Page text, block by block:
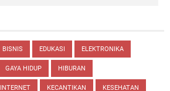
BISNIS EDUKASI ELEKTRONIKA
GAYA HIDUP HIBURAN
INTERNET KECANTIKAN KESEHATAN